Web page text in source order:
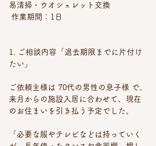
易清掃・ウオシュレット交換
作業期間：1日
1. ご相談内容「退去期限までに片付け
たい」
ご依頼主様は 70代の男性の息子様 で、
来月からの施設入居に合わせて、現在
のお住まいを引き払う予定でした。
「必要な服やテレビなどは持っていく